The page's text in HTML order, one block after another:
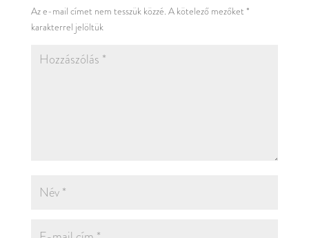
Az e-mail címet nem tesszük közzé. A kötelező mezőket *
karakterrel jelöltük